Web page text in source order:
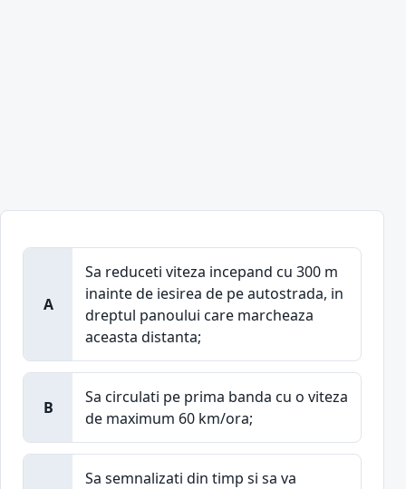
A
Sa reduceti viteza incepand cu 300 m
inainte de iesirea de pe autostrada, in
dreptul panoului care marcheaza
aceasta distanta;
B
Sa circulati pe prima banda cu o viteza
de maximum 60 km/ora;
Sa semnalizati din timp si sa va